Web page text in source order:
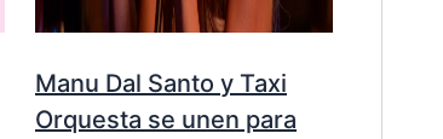
Manu Dal Santo y Taxi
Orquesta se unen para